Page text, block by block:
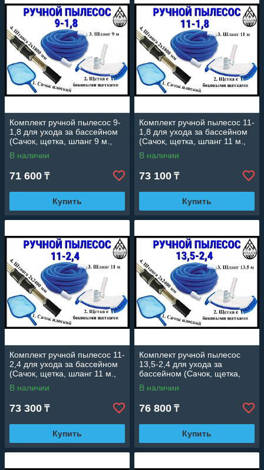
каркасных, бетонных или композитных.
Доступная цена:Эффективное
решение для чистоты бассейна при
минимальных вложениях.
Комплект ручной пылесос 9-
1,8 для ухода за бассейном
(Сачок, щетка, шланг 9 м.,
штанга 2x1800 мм.)
В наличии
71 600 ₸
Купить
Комплект ручной пылесос 11-
1,8 для ухода за бассейном
(Сачок, щетка, шланг 11 м.,
штанга 2x1800 мм.)
В наличии
73 100 ₸
Купить
Комплект ручной пылесос 11-
2,4 для ухода за бассейном
(Сачок, щетка, шланг 11 м.,
штанга 2x2400 мм.)
В наличии
73 300 ₸
Купить
Комплект ручной пылесос
13,5-2,4 для ухода за
бассейном (Сачок, щетка,
шланг 13,5 м., штанга 2x2400
мм.)
В наличии
76 800 ₸
Купить